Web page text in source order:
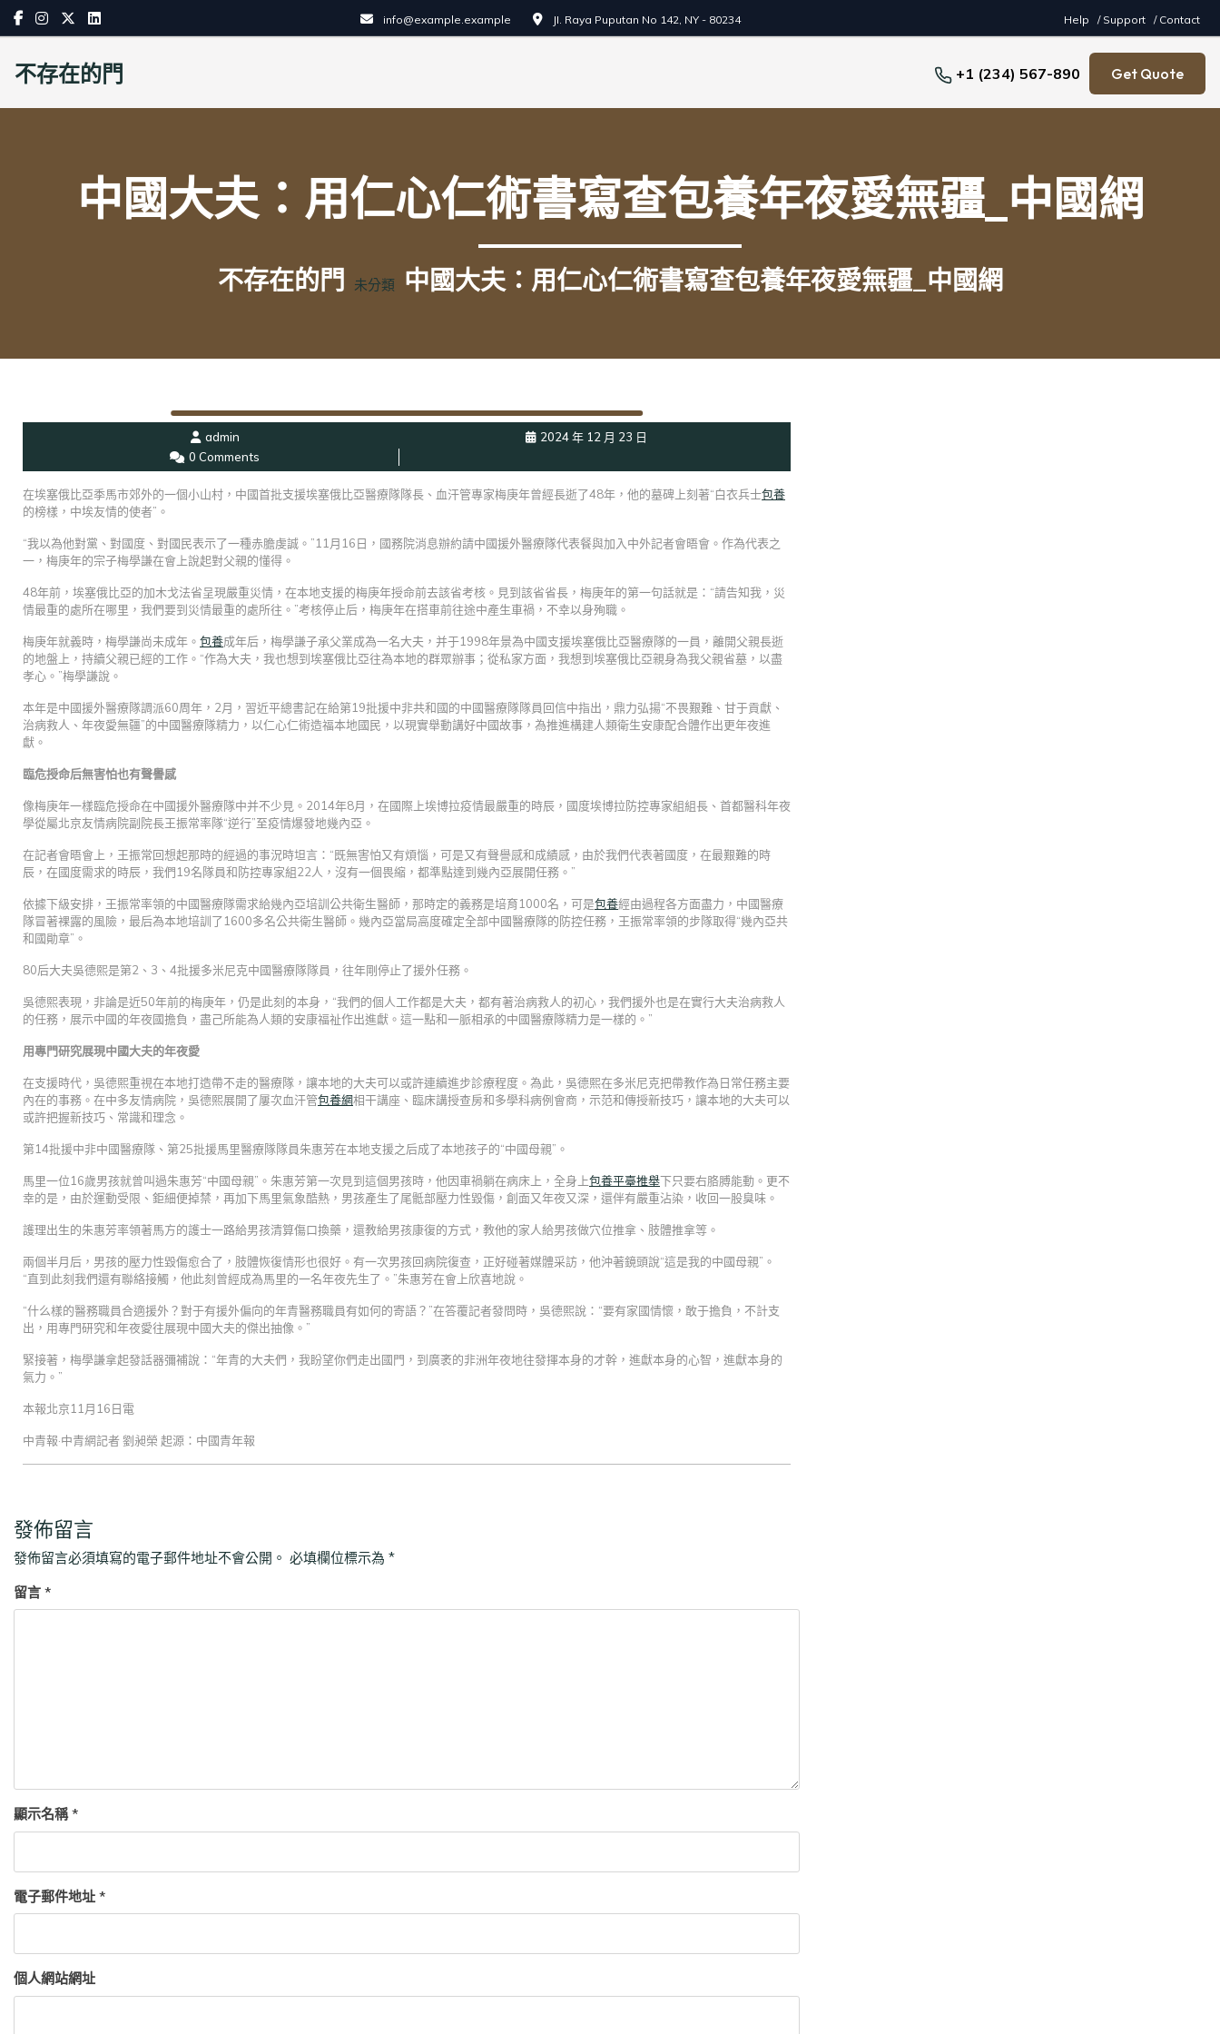
Skip
info@example.example JI. Raya Puputan No 142, NY - 80234 Help / Support / Contact
不存在的門 +1 (234) 567-890 Get Quote
中國大夫：用仁心仁術書寫查包養年夜愛無疆_中國網
不存在的門 未分類 中國大夫：用仁心仁術書寫查包養年夜愛無疆_中國網
admin
2024 年 12 月 23 日
0 Comments
在埃塞俄比亞季馬市郊外的一個小山村，中國首批支援埃塞俄比亞醫療隊隊長、血汗管專家梅庚年曾經長逝了48年，他的墓碑上刻著“白衣兵士包養
的榜樣，中埃友情的使者”。
“我以為他對黨、對國度、對國民表示了一種赤膽虔誠。”11月16日，國務院消息辦約請中國援外醫療隊代表餐與加入中外記者會晤會。作為代表之
一，梅庚年的宗子梅學謙在會上說起對父親的懂得。
48年前，埃塞俄比亞的加木戈法省呈現嚴重災情，在本地支援的梅庚年授命前去該省考核。見到該省省長，梅庚年的第一句話就是：“請告知我，災
情最重的處所在哪里，我們要到災情最重的處所往。”考核停止后，梅庚年在搭車前往途中產生車禍，不幸以身殉職。
梅庚年就義時，梅學謙尚未成年。 包養成年后，梅學謙子承父業成為一名大夫，并于1998年景為中國支援埃塞俄比亞醫療隊的一員，離開父親長逝
的地盤上，持續父親已經的工作。“作為大夫，我也想到埃塞俄比亞往為本地的群眾辦事；從私家方面，我想到埃塞俄比亞親身為我父親省墓，以盡
孝心。”梅學謙說。
本年是中國援外醫療隊調派60周年，2月，習近平總書記在給第19批援中非共和國的中國醫療隊隊員回信中指出，鼎力弘揚“不畏艱難、甘于貢獻、
治病救人、年夜愛無疆”的中國醫療隊精力，以仁心仁術造福本地國民，以現實舉動講好中國故事，為推進構建人類衛生安康配合體作出更年夜進
獻。
臨危授命后無害怕也有聲譽感
像梅庚年一樣臨危授命在中國援外醫療隊中并不少見。2014年8月，在國際上埃博拉疫情最嚴重的時辰，國度埃博拉防控專家組組長、首都醫科年夜
學從屬北京友情病院副院長王振常率隊“逆行”至疫情爆發地幾內亞。
在記者會晤會上，王振常回想起那時的經過的事況時坦言：“既無害怕又有煩惱，可是又有聲譽感和成績感，由於我們代表著國度，在最艱難的時
辰，在國度需求的時辰，我們19名隊員和防控專家組22人，沒有一個畏縮，都準點達到幾內亞展開任務。”
依據下級安排，王振常率領的中國醫療隊需求給幾內亞培訓公共衛生醫師，那時定的義務是培育1000名，可是包養經由過程各方面盡力，中國醫療
隊冒著裸露的風險，最后為本地培訓了1600多名公共衛生醫師。幾內亞當局高度確定全部中國醫療隊的防控任務，王振常率領的步隊取得“幾內亞共
和國勛章”。
80后大夫吳德熙是第2、3、4批援多米尼克中國醫療隊隊員，往年剛停止了援外任務。
吳德熙表現，非論是近50年前的梅庚年，仍是此刻的本身，“我們的個人工作都是大夫，都有著治病救人的初心，我們援外也是在實行大夫治病救人
的任務，展示中國的年夜國擔負，盡己所能為人類的安康福祉作出進獻。這一點和一脈相承的中國醫療隊精力是一樣的。”
用專門研究展現中國大夫的年夜愛
在支援時代，吳德熙重視在本地打造帶不走的醫療隊，讓本地的大夫可以或許連續進步診療程度。為此，吳德熙在多米尼克把帶教作為日常任務主要
內在的事務。在中多友情病院，吳德熙展開了屢次血汗管包養網相干講座、臨床講授查房和多學科病例會商，示范和傳授新技巧，讓本地的大夫可以
或許把握新技巧、常識和理念。
第14批援中非中國醫療隊、第25批援馬里醫療隊隊員朱惠芳在本地支援之后成了本地孩子的“中國母親”。
馬里一位16歲男孩就曾叫過朱惠芳“中國母親”。朱惠芳第一次見到這個男孩時，他因車禍躺在病床上，全身上包養平臺推舉下只要右胳膊能動。更不
幸的是，由於運動受限、鉅細便掉禁，再加下馬里氣象酷熱，男孩產生了尾骶部壓力性毀傷，創面又年夜又深，還伴有嚴重沾染，收回一股臭味。
護理出生的朱惠芳率領著馬方的護士一路給男孩清算傷口換藥，還教給男孩康復的方式，教他的家人給男孩做穴位推拿、肢體推拿等。
兩個半月后，男孩的壓力性毀傷愈合了，肢體恢復情形也很好。有一次男孩回病院復查，正好碰著媒體采訪，他沖著鏡頭說“這是我的中國母親”。
“直到此刻我們還有聯絡接觸，他此刻曾經成為馬里的一名年夜先生了。”朱惠芳在會上欣喜地說。
“什么樣的醫務職員合適援外？對于有援外偏向的年青醫務職員有如何的寄語？”在答覆記者發問時，吳德熙說：“要有家國情懷，敢于擔負，不計支
出，用專門研究和年夜愛往展現中國大夫的傑出抽像。”
緊接著，梅學謙拿起發話器彌補說：“年青的大夫們，我盼望你們走出國門，到廣袤的非洲年夜地往發揮本身的才幹，進獻本身的心智，進獻本身的
氣力。”
本報北京11月16日電
中青報·中青網記者 劉昶榮 起源：中國青年報
發佈留言
發佈留言必須填寫的電子郵件地址不會公開。 必填欄位標示為 *
留言 *
顯示名稱*
電子郵件地址 *
個人網站網址